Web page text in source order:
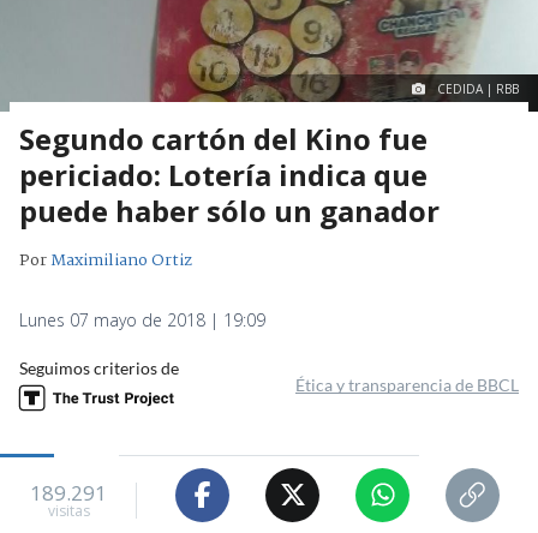
CEDIDA | RBB
Segundo cartón del Kino fue
periciado: Lotería indica que
puede haber sólo un ganador
PorMaximiliano Ortiz
Lunes 07 mayo de 2018 | 19:09
Seguimos criterios de
Ética y transparencia de BBCL
189.291
visitas